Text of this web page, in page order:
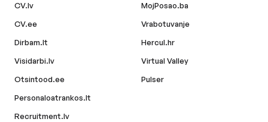
CV.lv
CV.ee
Dirbam.lt
Visidarbi.lv
Otsintood.ee
Personaloatrankos.lt
Recruitment.lv
MojPosao.ba
Vrabotuvanje
Hercul.hr
Virtual Valley
Pulser